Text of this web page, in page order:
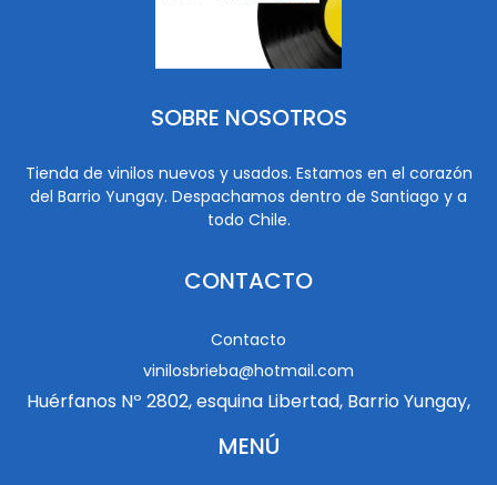
SOBRE NOSOTROS
Tienda de vinilos nuevos y usados. Estamos en el corazón
del Barrio Yungay. Despachamos dentro de Santiago y a
todo Chile.
CONTACTO
Contacto
vinilosbrieba@hotmail.com
Huérfanos Nº 2802, esquina Libertad, Barrio Yungay,
MENÚ